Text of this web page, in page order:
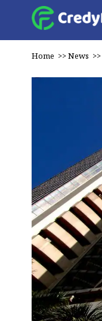
Home >>News >>